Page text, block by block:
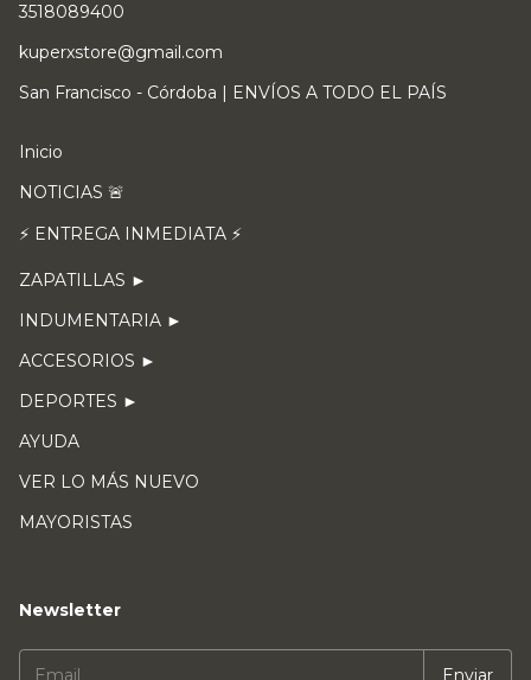
3518089400
kuperxstore@gmail.com
San Francisco - Córdoba | ENVÍOS A TODO EL PAÍS
Inicio
NOTICIAS 🚨
⚡ ENTREGA INMEDIATA ⚡
ZAPATILLAS ►
INDUMENTARIA ►
ACCESORIOS ►
DEPORTES ►
AYUDA
VER LO MÁS NUEVO
MAYORISTAS
Newsletter